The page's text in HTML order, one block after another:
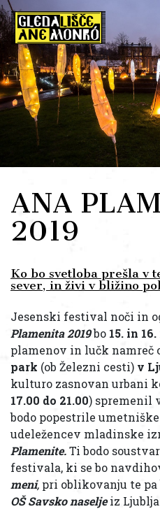
ANA
2019
Ko bo svetloba prešla v
sever, in živi v bližino
Jesenski festival noči in
Plamenita 2019bo 15. in
plamenov in lučk namreč
park (ob Železni cesti) v
kulturo zasnovan urbani
17.00 do 21.00) spremenil
bodo popestrile
udeležencev mladinske
Plamenite.Ti bodo
festivala, ki se bo
meni, pri oblikovanju te pa
OŠ Savsko naseljeiz